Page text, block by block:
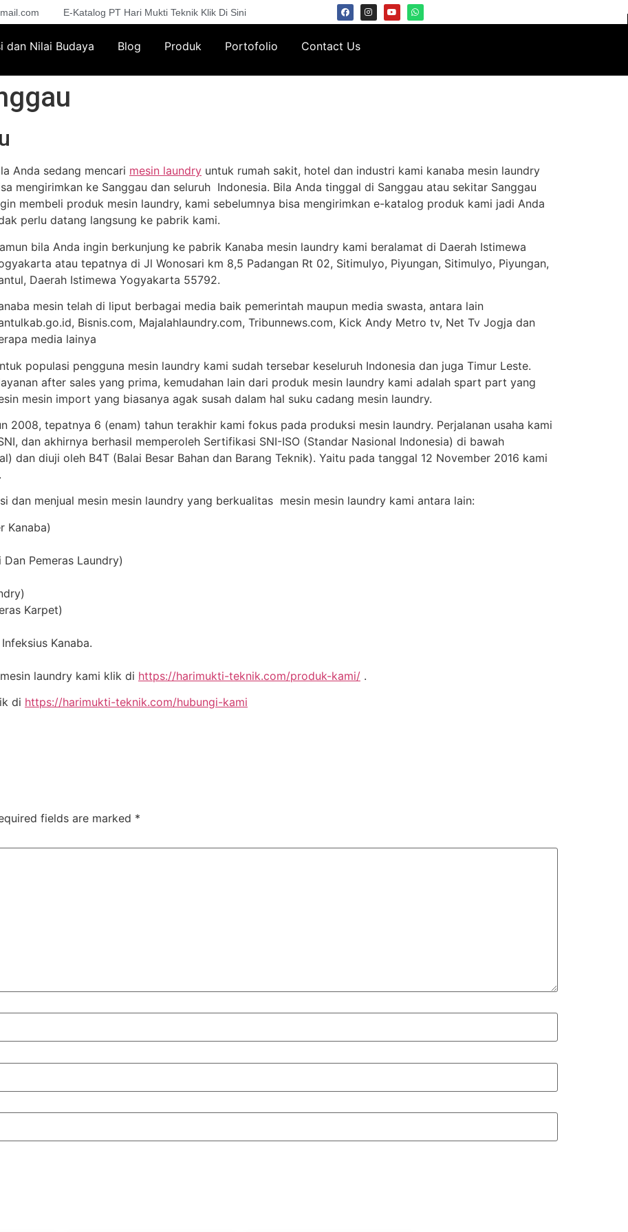
E-Katalog PT Hari Mukti Teknik Klik Di Sini
dan Nilai Budaya Blog Produk Portofolio Contact Us
Anda sedang mencari mesin laundry untuk rumah sakit, hotel dan industri kami kanaba mesin laundry
mengirimkan ke Sanggau dan seluruh Indonesia. Bila Anda tinggal di Sanggau atau sekitar Sanggau
membeli produk mesin laundry, kami sebelumnya bisa mengirimkan e-katalog produk kami jadi Anda
perlu datang langsung ke pabrik kami.
bila Anda ingin berkunjung ke pabrik Kanaba mesin laundry kami beralamat di Daerah Istimewa
atau tepatnya di Jl Wonosari km 8,5 Padangan Rt 02, Sitimulyo, Piyungan, Sitimulyo, Piyungan,
Daerah Istimewa Yogyakarta 55792.
mesin telah di liput berbagai media baik pemerintah maupun media swasta, antara lain
Bisnis.com, Majalahlaundry.com, Tribunnews.com, Kick Andy Metro tv, Net Tv Jogja dan
media lainya
populasi pengguna mesin laundry kami sudah tersebar keseluruh Indonesia dan juga Timur Leste.
after sales yang prima, kemudahan lain dari produk mesin laundry kami adalah spart part yang
mesin import yang biasanya agak susah dalam hal suku cadang mesin laundry.
2008, tepatnya 6 (enam) tahun terakhir kami fokus pada produksi mesin laundry. Perjalanan usaha kami
dan akhirnya berhasil memperoleh Sertifikasi SNI-ISO (Standar Nasional Indonesia) di bawah
dan diuji oleh B4T (Balai Besar Bahan dan Barang Teknik). Yaitu pada tanggal 12 November 2016 kami
dan menjual mesin mesin laundry yang berkualitas mesin mesin laundry kami antara lain:
Kanaba)
Pemeras Laundry)
Karpet)
Kanaba.
laundry kami klik di https://harimukti-teknik.com/produk-kami/ .
di https://harimukti-teknik.com/hubungi-kami
fields are marked *